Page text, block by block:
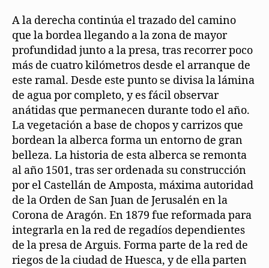
A la derecha continúa el trazado del camino
que la bordea llegando a la zona de mayor
profundidad junto a la presa, tras recorrer poco
más de cuatro kilómetros desde el arranque de
este ramal. Desde este punto se divisa la lámina
de agua por completo, y es fácil observar
anátidas que permanecen durante todo el año.
La vegetación a base de chopos y carrizos que
bordean la alberca forma un entorno de gran
belleza. La historia de esta alberca se remonta
al año 1501, tras ser ordenada su construcción
por el Castellán de Amposta, máxima autoridad
de la Orden de San Juan de Jerusalén en la
Corona de Aragón. En 1879 fue reformada para
integrarla en la red de regadíos dependientes
de la presa de Arguis. Forma parte de la red de
riegos de la ciudad de Huesca, y de ella parten